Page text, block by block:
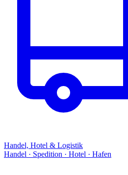
Handel, Hotel & Logistik
Handel · Spedition · Hotel · Hafen